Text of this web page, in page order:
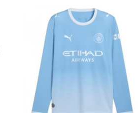
lahko
izberete
strani
izdelka